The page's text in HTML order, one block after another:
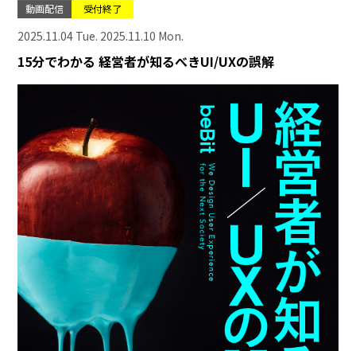
動画配信 受付終了
2025.11.04 Tue. 2025.11.10 Mon.
15分でわかる 経営者が知るべきUI/UXの誤解